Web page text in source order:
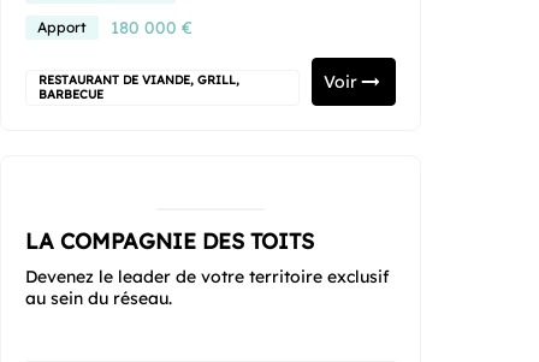
Apport 180 000 €
RESTAURANT DE VIANDE, GRILL,
BARBECUE
Voir
LA COMPAGNIE DES TOITS
Devenez le leader de votre territoire exclusif
au sein du réseau.